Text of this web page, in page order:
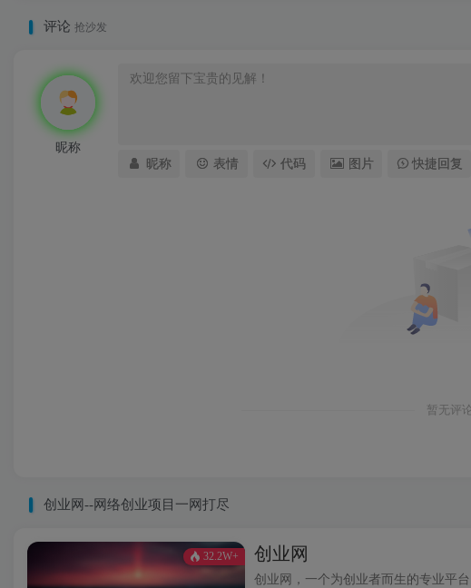
评论 抢沙发
昵称
昵称 表情 代码 图片 快捷回复
暂无评
创业网--网络创业项目一网打尽
32.2W+ 创业网
创业网，一个为创业者而生的专业平